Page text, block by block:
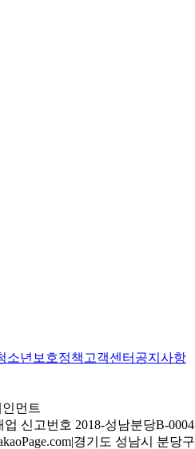
소년보호정책 고객센터 공지사항
먼트
업 신고번호 2018-성남분당B-0004
|경기도 성남시 분당